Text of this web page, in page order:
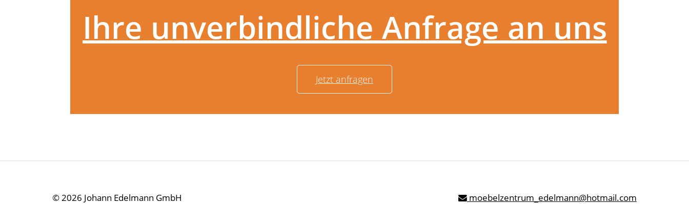
Ihre unverbindliche Anfrage an uns
Jetzt anfragen
© 2026 Johann Edelmann GmbH
moebelzentrum_edelmann@hotmail.com